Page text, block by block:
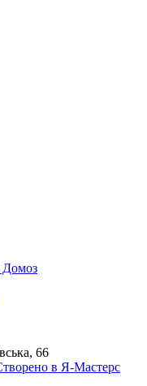
Домоз
66
в Я-Мастерс